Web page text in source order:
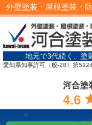
外壁塗装・屋根塗装・
地元で3代続く、塗
愛知県知事許可（般-28）第
河合塗
4.6